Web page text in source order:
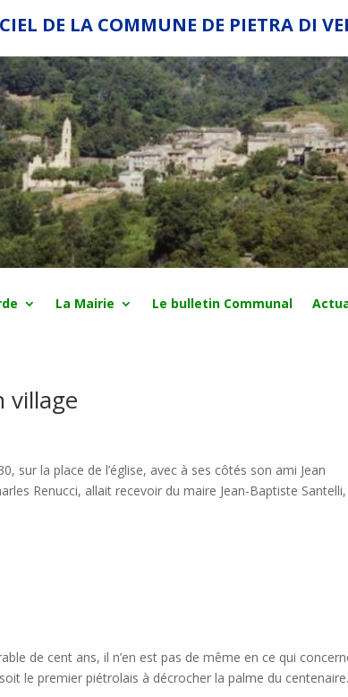
DE LA COMMUNE DE PIETRA DI
La Mairie Le bulletin Communal
village
sur la place de l’église, avec à ses côtés son ami Jean
Renucci, allait recevoir du maire Jean-Baptiste Santelli,
de cent ans, il n’en est pas de même en ce qui
le premier piétrolais à décrocher la palme du